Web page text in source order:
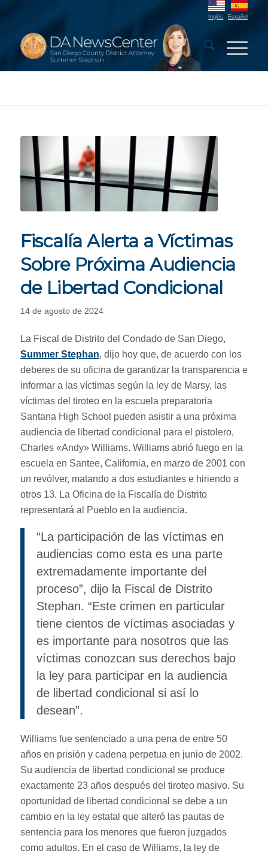
Inglés Español
Fiscalía Alerta a Víctimas
Sobre Próxima Audiencia
de Libertad Condicional
14 de agosto de 2024
La Fiscal de Distrito del Condado de San Diego,
Summer Stephan, dijo hoy que, de acuerdo con los
deberes de su oficina de garantizar la transparencia e
informar a las víctimas según la ley de Marsy, las
víctimas del tiroteo en la escuela preparatoria
Santana High School pueden asistir a una próxima
audiencia de libertad condicional para el pistolero,
Charles «Andy» Williams. Williams abrió fuego en la
escuela en Santee, California, en marzo de 2001 con
un revólver, matando a dos estudiantes e hiriendo a
otros 13. La Oficina de la Fiscalía de Distrito
representará al Pueblo en la audiencia.
“La participación de las víctimas en
audiencias como esta es una parte
extremadamente importante del
proceso”, dijo la Fiscal de Distrito
Stephan. “Este crimen en particular
tiene cientos de víctimas asociadas y
es importante para nosotros que las
víctimas conozcan sus derechos bajo
la ley para participar en la audiencia
de libertad condicional si así lo
desean”.
Williams fue sentenciado a una pena de entre 50
años en prisión y cadena perpetua en junio de 2002.
Su audiencia de libertad condicional se produce
exactamente 23 años después del tiroteo masivo. Su
oportunidad de libertad condicional se debe a un
cambio en la ley estatal que alteró las pautas de
sentencia para los menores que fueron juzgados
como adultos. En el caso de Williams, la ley de